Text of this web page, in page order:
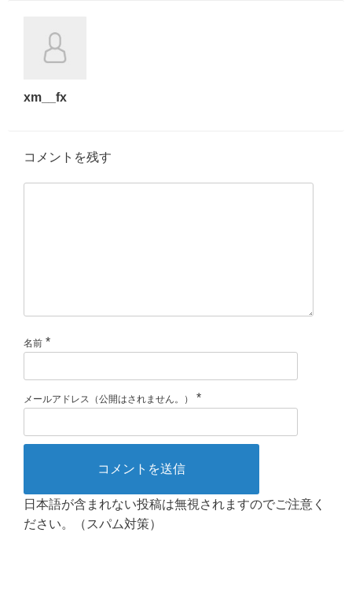
xm__fx
コメントを残す
名前 *
メールアドレス（公開はされません。） *
日本語が含まれない投稿は無視されますのでご注意く
ださい。（スパム対策）